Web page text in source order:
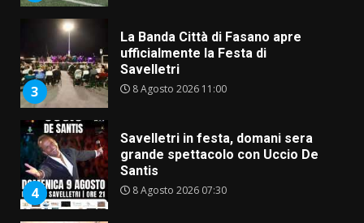
3
La Banda Città di Fasano apre
ufficialmente la Festa di
Savelletri
8 Agosto 2026 11:00
4
Savelletri in festa, domani sera
grande spettacolo con Uccio De
Santis
8 Agosto 2026 07:30